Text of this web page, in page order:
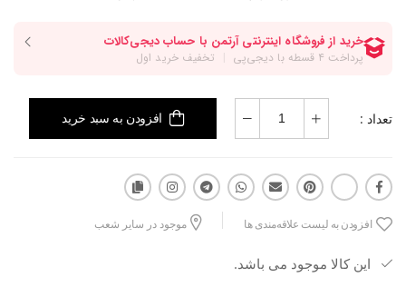
تعداد : افزودن به سبد خرید
افزودن به لیست علاقه‌مندی ها موجود در سایر شعب
این کالا موجود می باشد.